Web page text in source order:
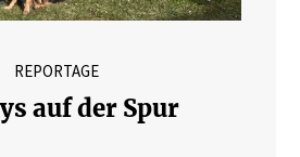
REPORTAGE
auf der Spur